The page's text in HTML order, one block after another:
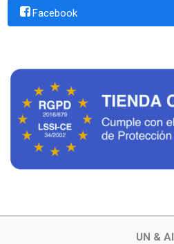
Facebook
UN & AI